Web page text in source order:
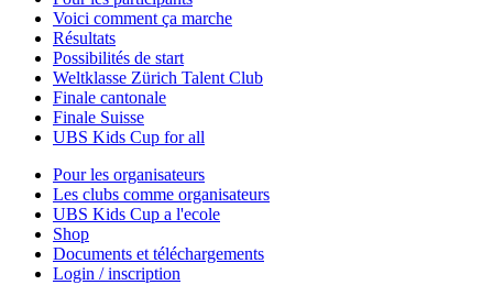
Voici comment ça marche
Résultats
Possibilités de start
Weltklasse Zürich Talent Club
Finale cantonale
Finale Suisse
UBS Kids Cup for all
Pour les organisateurs
Les clubs comme organisateurs
UBS Kids Cup a l'ecole
Shop
Documents et téléchargements
Login / inscription